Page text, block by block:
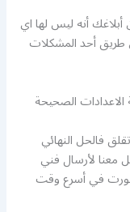
أنه ليس لها اي
أحد المشكلات
الصحيحة
فالحل النهائي
معنا لأرسال فني
في أسرع وقت